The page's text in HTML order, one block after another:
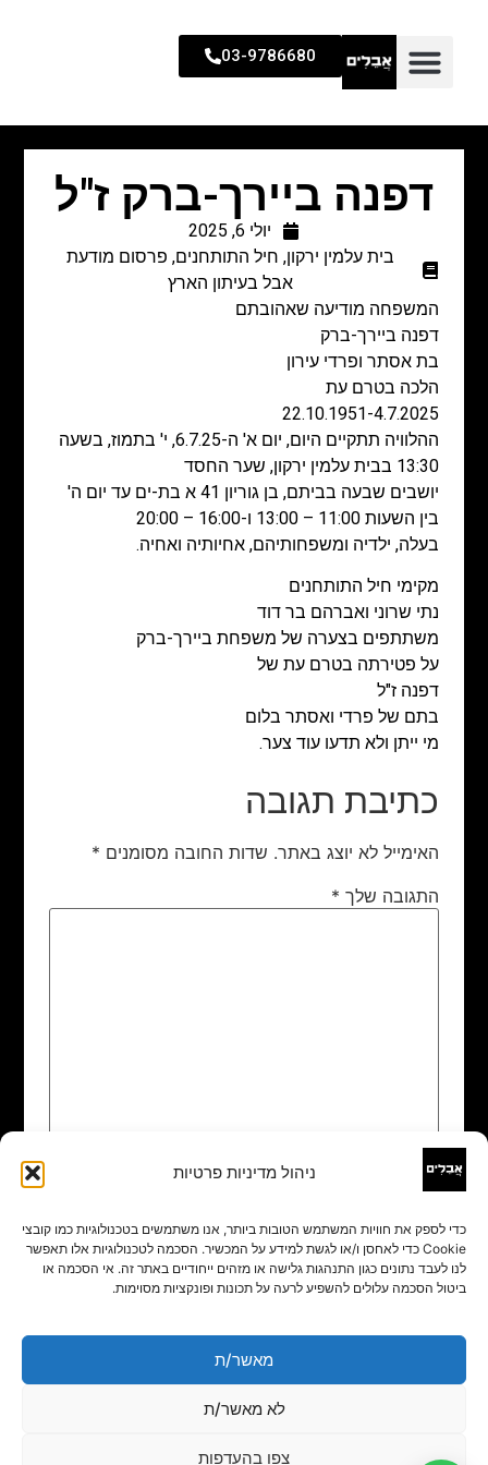
ניהול מדיניות פרטיות
כדי לספק את חוויות המשתמש הטובות ביותר, אנו משתמשים בטכנולוגיות כמו קובצי
Cookie כדי לאחסן ו/או לגשת למידע על המכשיר. הסכמה לטכנולוגיות אלו תאפשר
לנו לעבד נתונים כגון התנהגות גלישה או מזהים ייחודיים באתר זה. אי הסכמה או
ביטול הסכמה עלולים להשפיע לרעה על תכונות ופונקציות מסוימות.
מאשר/ת
לא מאשר/ת
צפו בהעדפות
03-9786680
דפנה ביירך-ברק ז"ל
יולי 6, 2025
בית עלמין ירקון, חיל התותחנים, פרסום מודעת
אבל בעיתון הארץ
המשפחה מודיעה שאהובתם
דפנה ביירך-ברק
בת אסתר ופרדי עירון
הלכה בטרם עת
22.10.1951-4.7.2025
ההלוויה תתקיים היום, יום א' ה-6.7.25, י' בתמוז, בשעה
13:30 בבית עלמין ירקון, שער החסד
יושבים שבעה בביתם, בן גוריון 41 א בת-ים עד יום ה'
בין השעות 11:00 – 13:00 ו-16:00 – 20:00
בעלה, ילדיה ומשפחותיהם, אחיותיה ואחיה.
מקימי חיל התותחנים
נתי שרוני ואברהם בר דוד
משתתפים בצערה של משפחת ביירך-ברק
על פטירתה בטרם עת של
דפנה ז"ל
בתם של פרדי ואסתר בלום
מי ייתן ולא תדעו עוד צער.
כתיבת תגובה
האימייל לא יוצג באתר. שדות החובה מסומנים *
התגובה שלך *
שם
אימייל*